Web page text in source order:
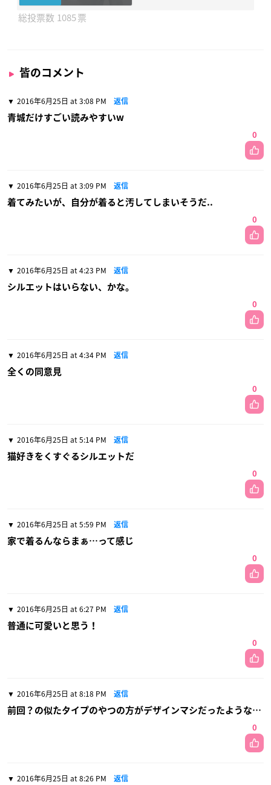
1085
皆のコメント
2016年6月25日 at 3:08 PM 返信
青城だけすごい読みやすいw
0
2016年6月25日 at 3:09 PM 返信
着てみたいが、自分が着ると汚してしまいそうだ..
0
2016年6月25日 at 4:23 PM 返信
シルエットはいらない、かな。
0
2016年6月25日 at 4:34 PM 返信
全くの同意見
0
2016年6月25日 at 5:14 PM 返信
猫好きをくすぐるシルエットだ
0
2016年6月25日 at 5:59 PM 返信
家で着るんならまぁ…って感じ
0
2016年6月25日 at 6:27 PM 返信
普通に可愛いと思う！
0
2016年6月25日 at 8:18 PM 返信
前回？の似たタイプのやつの方がデザインマシだったような…
0
2016年6月25日 at 8:26 PM 返信